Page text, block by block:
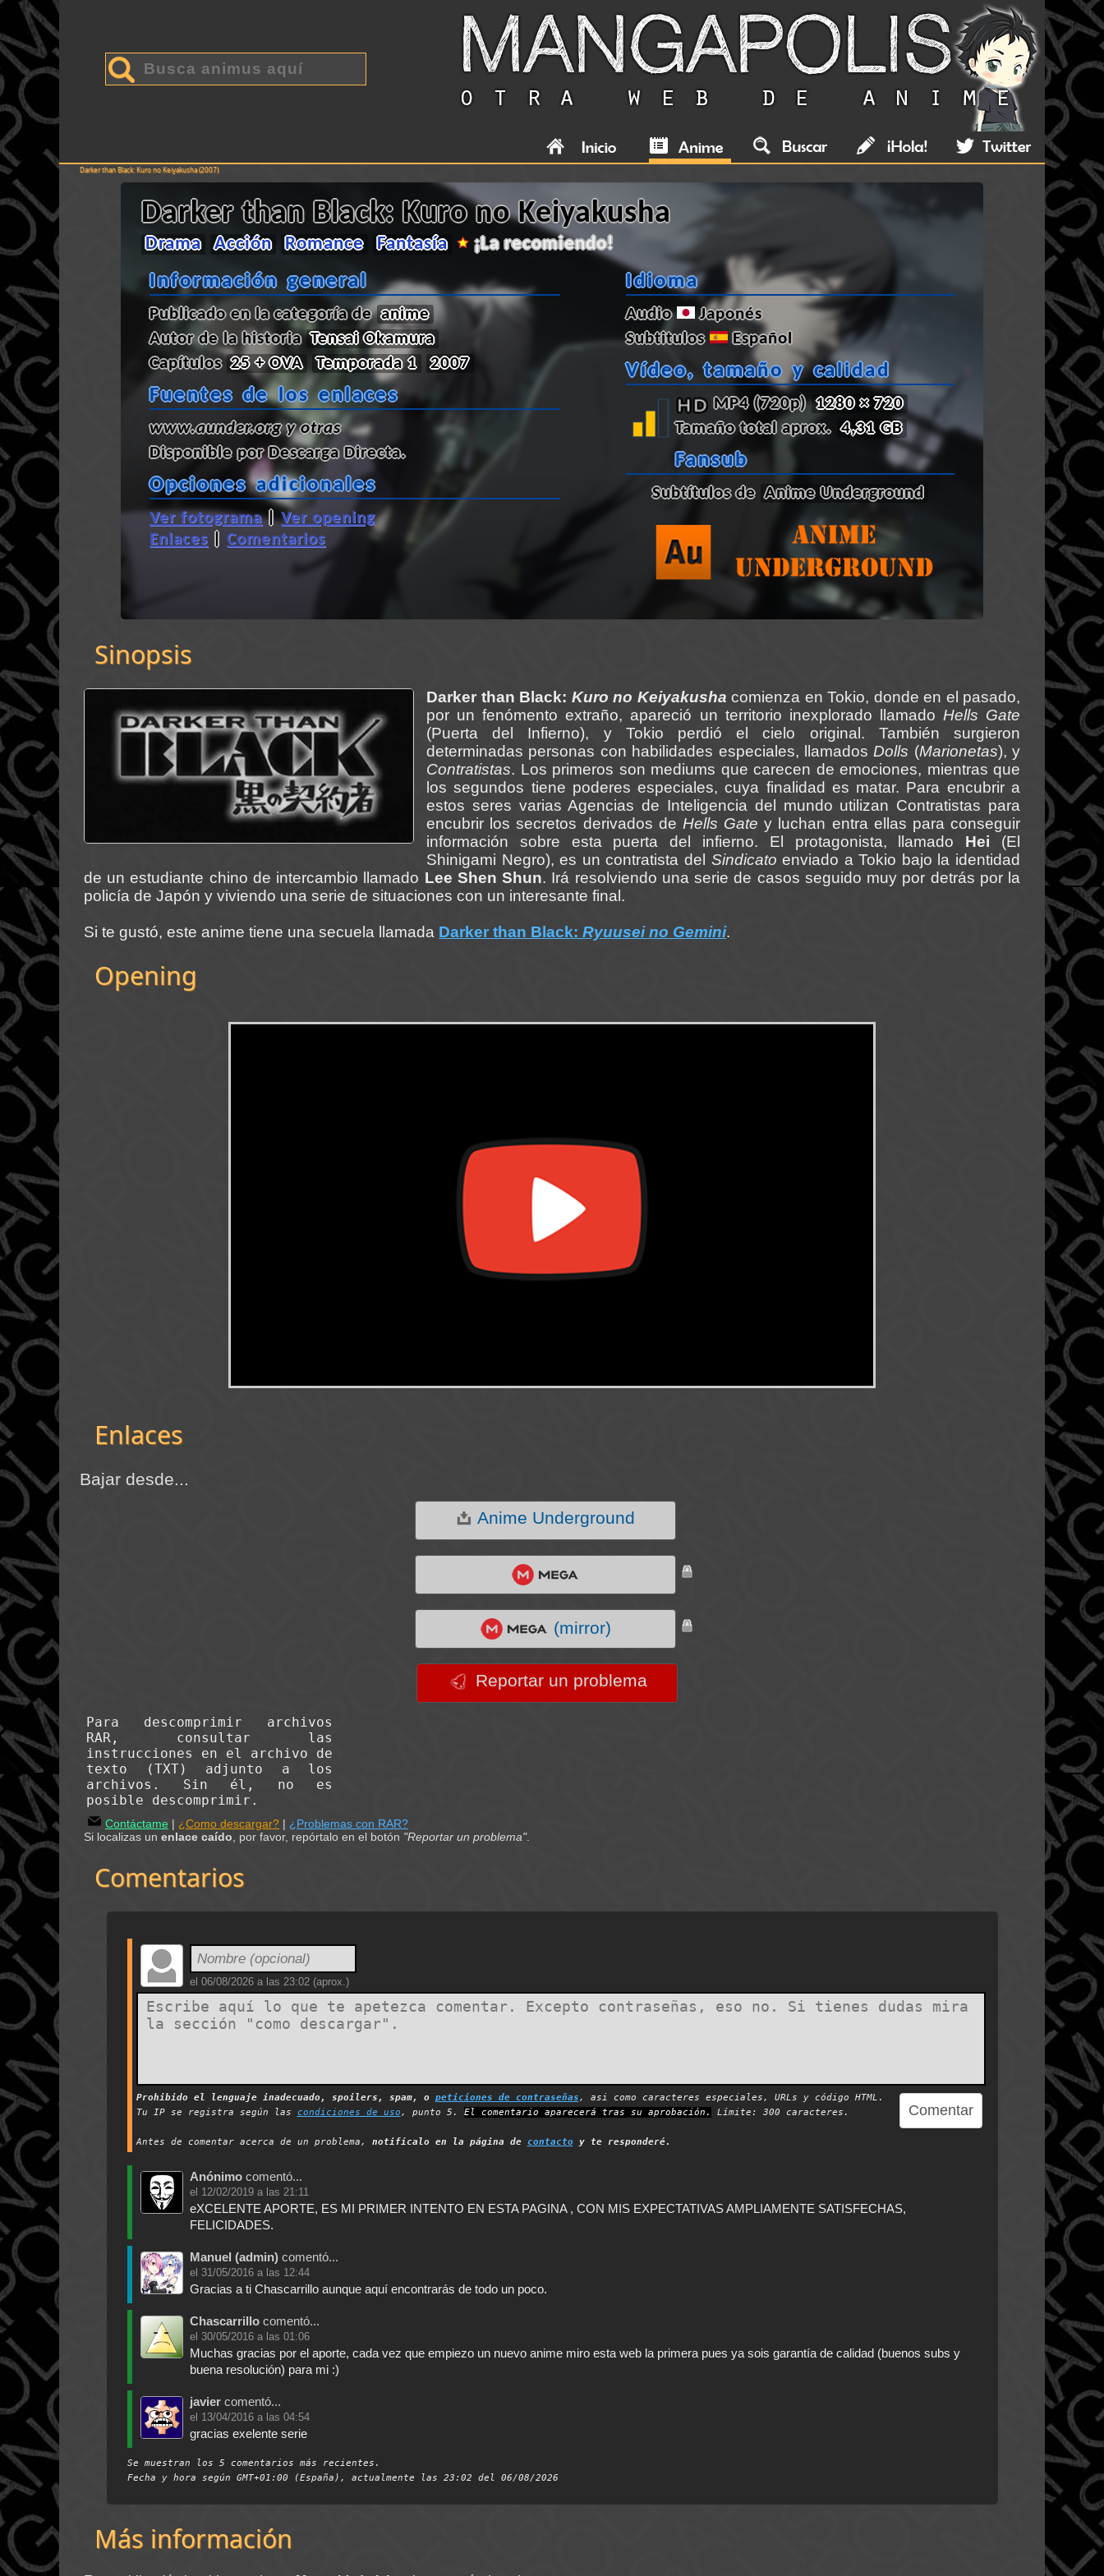
Darker than Black: Kuro no Keiyakusha (2007)
Darker than Black: Kuro no Keiyakusha
Drama Acción Romance Fantasía ¡La recomiendo!
Información general
Publicado en la categoría de anime
Autor de la historia Tensai Okamura
Capítulos 25 + OVA Temporada 1 2007
Fuentes de los enlaces
www.aunder.org y otras
Disponible por Descarga Directa.
Opciones adicionales
Ver fotograma|Ver opening
Enlaces
Comentarios
Idioma
Audio
Japonés
Subtitulos
Español
Vídeo, tamaño y calidad
MP4 (720p) 1280 × 720
Tamaño total aprox. 4,31 GB
Fansub
Subtítulos de Anime Underground
Sinopsis
Darker than Black: Kuro no Keiyakusha comienza en Tokio, donde en el pasado,
por un fenómento extraño, apareció un territorio inexplorado llamado Hells Gate
(Puerta del Infierno), y Tokio perdió el cielo original. También surgieron
determinadas personas con habilidades especiales, llamados Dolls (Marionetas), y
Contratistas. Los primeros son mediums que carecen de emociones, mientras que
los segundos tiene poderes especiales, cuya finalidad es matar. Para encubrir a
estos seres varias Agencias de Inteligencia del mundo utilizan Contratistas para
encubrir los secretos derivados de Hells Gate y luchan entra ellas para conseguir
información sobre esta puerta del infierno. El protagonista, llamado Hei (El
Shinigami Negro), es un contratista del Sindicato enviado a Tokio bajo la identidad
de un estudiante chino de intercambio llamado Lee Shen Shun. Irá resolviendo una serie de casos seguido muy por detrás por la
policía de Japón y viviendo una serie de situaciones con un interesante final.
Si te gustó, este anime tiene una secuela llamada Darker than Black: Ryuusei no Gemini.
Opening
Enlaces
Bajar desde...
Anime Underground
(mirror)
Reportar un problema
Para descomprimir archivos
RAR, consultar las
instrucciones en el archivo de
texto (TXT) adjunto a los
archivos. Sin él, no es
posible descomprimir.
Contáctame | ¿Como descargar? | ¿Problemas con RAR?
Si localizas un enlace caído , por favor, repórtalo en el botón "Reportar un problema".
Comentarios
el 06/08/2026 a las 23:02(aprox.)
Prohibido el lenguaje inadecuado, spoilers, spam, o peticiones de contraseñas, asi como caracteres especiales, URLs y código HTML.
Tu IP se registra según las condiciones de uso, punto 5. El comentario aparecerá tras su aprobación. Límite: 300 caracteres.
Antes de comentar acerca de un problema, notifícalo en la página de contacto y te responderé.
Anónimocomentó...
el 12/02/2019 a las 21:11
eXCELENTE APORTE, ES MI PRIMER INTENTO EN ESTA PAGINA , CON MIS EXPECTATIVAS AMPLIAMENTE SATISFECHAS,
FELICIDADES.
Manuel (admin)comentó...
el 31/05/2016 a las 12:44
Gracias a ti Chascarrillo aunque aquí encontrarás de todo un poco.
Chascarrillocomentó...
el 30/05/2016 a las 01:06
Muchas gracias por el aporte, cada vez que empiezo un nuevo anime miro esta web la primera pues ya sois garantía de calidad (buenos subs y
buena resolución) para mi :)
javiercomentó...
el 13/04/2016 a las 04:54
gracias exelente serie
Se muestran los 5 comentarios más recientes.
Fecha y hora según GMT+01:00 (España) , actualmente las 23:02 del 06/08/2026
Más información